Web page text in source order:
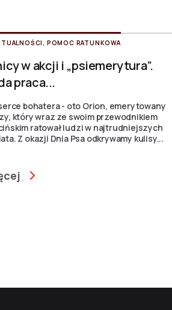
, POMOC RATUNKOWA
w akcji i „psiemerytura”.
praca...
serce bohatera - oto Orion, emerytowany
który wraz ze swoim przewodnikiem
ratował ludzi w najtrudniejszych
Z okazji Dnia Psa odkrywamy kulisy...